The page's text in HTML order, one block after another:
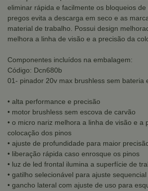
eliminar rápida e facilmente os bloqueios
pregos evita a descarga em seco e as
material de trabalho. Possui design
melhora a linha de visão e a precisão da
Componentes incluídos na embalagem:
Código: Dcn680b
01- pinador 20v max brushless sem bateria
• alta performance e precisão
• motor brushless sem escova de carvão
• o micro nariz melhora a linha de visão e a
colocação dos pinos
• ajuste de profundidade para maior
• liberação rápida caso enrosque os pinos
• luz de led frontal ilumina a superfície de
• gatilho selecionável para ajuste
• gancho lateral com ajuste de uso para